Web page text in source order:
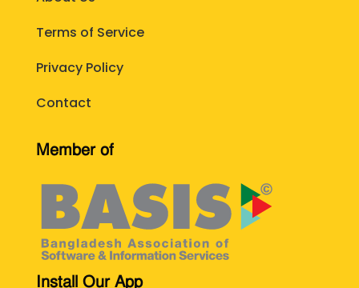
Terms of Service
Privacy Policy
Contact
Member of
Install Our App